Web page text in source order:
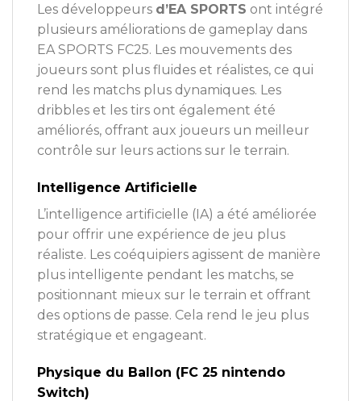
Les développeurs d’EA SPORTS ont intégré
plusieurs améliorations de gameplay dans
EA SPORTS FC25. Les mouvements des
joueurs sont plus fluides et réalistes, ce qui
rend les matchs plus dynamiques. Les
dribbles et les tirs ont également été
améliorés, offrant aux joueurs un meilleur
contrôle sur leurs actions sur le terrain.
Intelligence Artificielle
L’intelligence artificielle (IA) a été améliorée
pour offrir une expérience de jeu plus
réaliste. Les coéquipiers agissent de manière
plus intelligente pendant les matchs, se
positionnant mieux sur le terrain et offrant
des options de passe. Cela rend le jeu plus
stratégique et engageant.
Physique du Ballon (FC 25 nintendo
Switch)